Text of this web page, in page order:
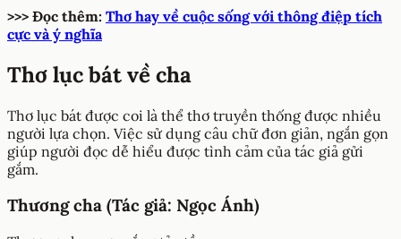
>>> Đọc thêm: Thơ hay về cuộc sống với thông điệp tích
cực và ý nghĩa
Thơ lục bát về cha
Thơ lục bát được coi là thể thơ truyền thống được nhiều
người lựa chọn. Việc sử dụng câu chữ đơn giản, ngắn gọn
giúp người đọc dễ hiểu được tình cảm của tác giả gửi
gắm.
Thương cha (Tác giả: Ngọc Ánh)